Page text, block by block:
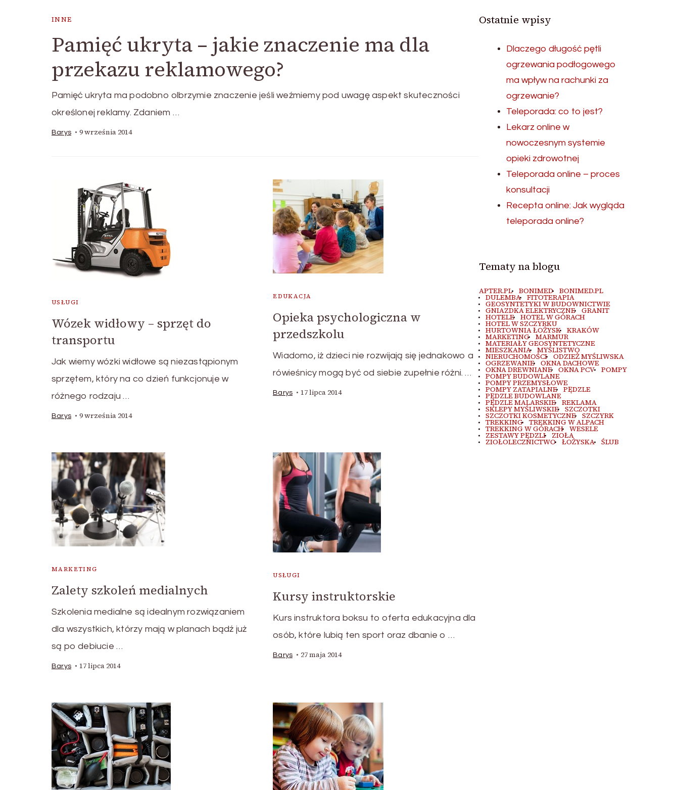
INNE
Pamięć ukryta – jakie znaczenie ma dla
przekazu reklamowego?
Pamięć ukryta ma podobno olbrzymie znaczenie jeśli weźmiemy pod uwagę aspekt skuteczności
określonej reklamy. Zdaniem …
Barys 9 września 2014
USŁUGI
Wózek widłowy – sprzęt do
transportu
Jak wiemy wózki widłowe są niezastąpionym
sprzętem, który na co dzień funkcjonuje w
różnego rodzaju …
Barys 9 września 2014
EDUKACJA
Opieka psychologiczna w
przedszkolu
Wiadomo, iż dzieci nie rozwijają się jednakowo a
rówieśnicy mogą być od siebie zupełnie różni. …
Barys 17 lipca 2014
MARKETING
Zalety szkoleń medialnych
Szkolenia medialne są idealnym rozwiązaniem
dla wszystkich, którzy mają w planach bądź już
są po debiucie …
Barys 17 lipca 2014
USŁUGI
Kursy instruktorskie
Kurs instruktora boksu to oferta edukacyjna dla
osób, które lubią ten sport oraz dbanie o …
Barys 27 maja 2014
Ostatnie wpisy
Dlaczego długość pętli
ogrzewania podłogowego
ma wpływ na rachunki za
ogrzewanie?
Teleporada: co to jest?
Lekarz online w
nowoczesnym systemie
opieki zdrowotnej
Teleporada online – proces
konsultacji
Recepta online: Jak wygląda
teleporada online?
Tematy na blogu
APTER.PL BONIMED BONIMED.PL
DULEMBA FITOTERAPIA
GEOSYNTETYKI W BUDOWNICTWIE
GNIAZDKA ELEKTRYCZNE GRANIT
HOTELE HOTEL W GÓRACH
HOTEL W SZCZYRKU
HURTOWNIA ŁOŻYSK KRAKÓW
MARKETING MARMUR
MATERIAŁY GEOSYNTETYCZNE
MIESZKANIA MYŚLISTWO
NIERUCHOMOŚCI ODZIEŻ MYŚLIWSKA
OGRZEWANIE OKNA DACHOWE
OKNA DREWNIANE OKNA PCV POMPY
POMPY BUDOWLANE
POMPY PRZEMYSŁOWE
POMPY ZATAPIALNE PĘDZLE
PĘDZLE BUDOWLANE
PĘDZLE MALARSKIE REKLAMA
SKLEPY MYŚLIWSKIE SZCZOTKI
SZCZOTKI KOSMETYCZNE SZCZYRK
TREKKING TREKKING W ALPACH
TREKKING W GÓRACH WESELE
ZESTAWY PĘDZLI ZIOŁA
ZIOŁOLECZNICTWO ŁOŻYSKA ŚLUB